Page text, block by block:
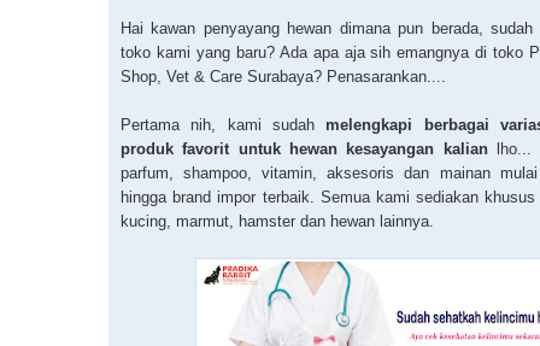
Hai kawan penyayang hewan dimana pun berada,
toko kami yang baru? Ada apa aja sih emangnya di toko
Shop, Vet & Care Surabaya? Penasarankan....
Pertama nih, kami sudahmelengkapi berbagai
produk favorit untuk hewan kesayangan kalianlho...
parfum, shampoo, vitamin, aksesoris dan mainan
hingga brand impor terbaik. Semua kami sediakan
kucing, marmut, hamster dan hewan lainnya.